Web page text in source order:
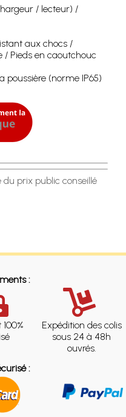
/ lecteur) /
aux chocs /
/ Pieds en caoutchouc
poussière (norme IP65)
du prix public conseillé
:
Expédition des colis
sous 24 à 48h
ouvrés.
: